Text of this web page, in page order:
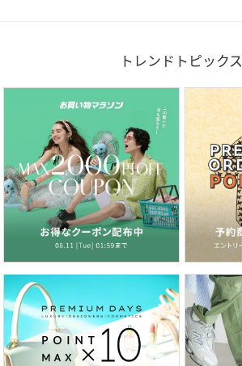
トレンドトピックス